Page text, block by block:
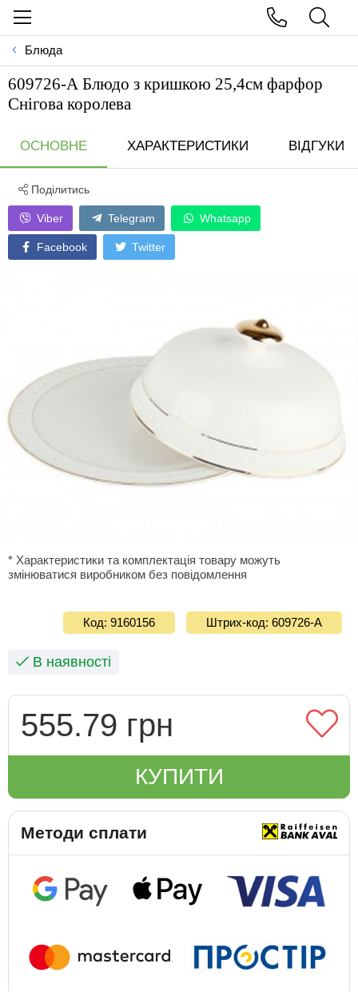
Блюда
609726-А Блюдо з кришкою 25,4см фарфор
Снігова королева
ОСНОВНЕ ХАРАКТЕРИСТИКИ ВІДГУКИ
Поділитись
Viber Telegram Whatsapp
Facebook Twitter
* Характеристики та комплектація товару можуть
змінюватися виробником без повідомлення
Код: 9160156 Штрих-код: 609726-А
В наявності
555.79 грн
КУПИТИ
Методи сплати